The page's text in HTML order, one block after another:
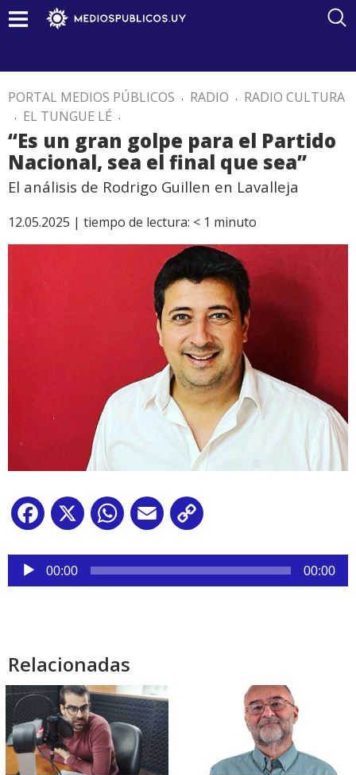
PORTAL MEDIOS PÚBLICOS . RADIO . RADIO CULTURA
. EL TUNGUE LÉ .
“Es un gran golpe para el Partido
Nacional, sea el final que sea”
El análisis de Rodrigo Guillen en Lavalleja
12.05.2025 | tiempo de lectura: < 1 minuto
Facebook
X WhatsApp
Email
Reproductor
audio
00:00 00:00
Relacionadas